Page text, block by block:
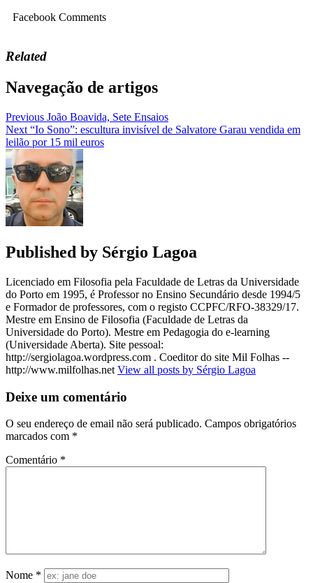
Facebook Comments
Related
Navegação de artigos
Previous João Boavida, Sete Ensaios
Next “Io Sono”: escultura invisível de Salvatore Garau vendida em
leilão por 15 mil euros
Published by Sérgio Lagoa
Licenciado em Filosofia pela Faculdade de Letras da Universidade
do Porto em 1995, é Professor no Ensino Secundário desde 1994/5
e Formador de professores, com o registo CCPFC/RFO-38329/17.
Mestre em Ensino de Filosofia (Faculdade de Letras da
Universidade do Porto). Mestre em Pedagogia do e-learning
(Universidade Aberta). Site pessoal:
http://sergiolagoa.wordpress.com . Coeditor do site Mil Folhas --
http://www.milfolhas.net View all posts by Sérgio Lagoa
Deixe um comentário
O seu endereço de email não será publicado. Campos obrigatórios
marcados com *
Comentário *
Nome *